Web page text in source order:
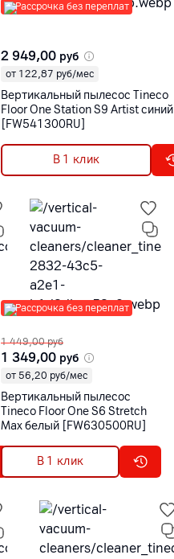
Рассрочка без переплат
2 949,00 руб
от 122,87 руб/мес
Вертикальный пылесос Tineco
Floor One Station S9 Artist синий
[FW541300RU]
В 1 клик
Рассрочка без переплат
1 449,00 руб
1 349,00 руб
от 56,20 руб/мес
Вертикальный пылесос
Tineco Floor One S6 Stretch
Max белый [FW630500RU]
В 1 клик